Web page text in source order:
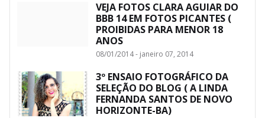
VEJA FOTOS CLARA AGUIAR DO
BBB 14 EM FOTOS PICANTES (
PROIBIDAS PARA MENOR 18
ANOS
08/01/2014 - janeiro 07, 2014
3º ENSAIO FOTOGRÁFICO DA
SELEÇÃO DO BLOG ( A LINDA
FERNANDA SANTOS DE NOVO
HORIZONTE-BA)